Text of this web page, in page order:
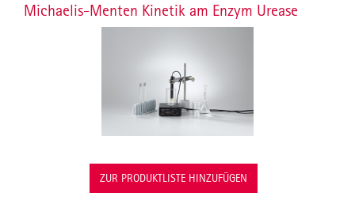
Michaelis-Menten Kinetik am Enzym Urease
ZUR PRODUKTLISTE HINZUFÜGEN